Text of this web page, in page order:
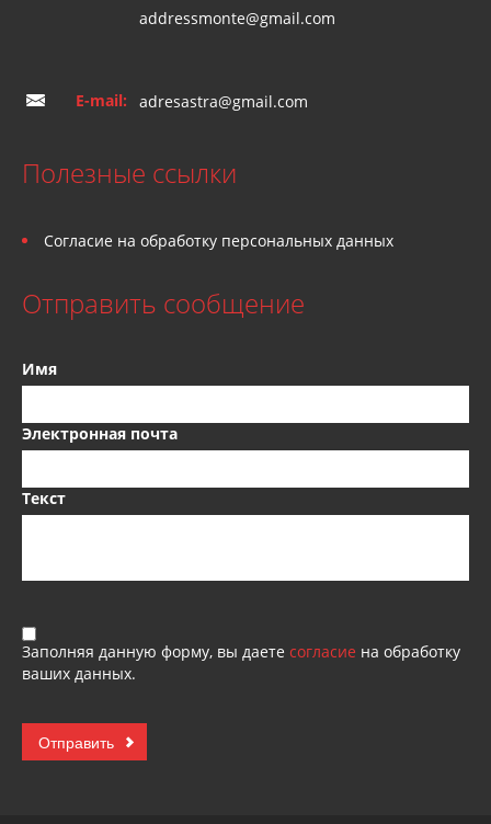
addressmonte@gmail.com
E-mail: adresastra@gmail.com
Полезные ссылки
Согласие на обработку персональных данных
Отправить сообщение
Имя
Электронная почта
Текст
Заполняя данную форму, вы даете согласие на обработку
ваших данных.